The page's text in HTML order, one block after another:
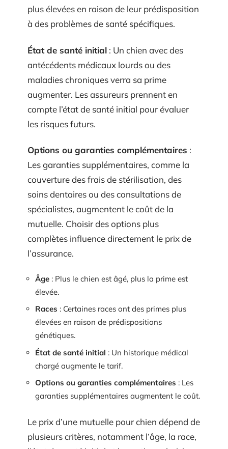
plus élevées en raison de leur prédisposition
à des problèmes de santé spécifiques.
État de santé initial : Un chien avec des
antécédents médicaux lourds ou des
maladies chroniques verra sa prime
augmenter. Les assureurs prennent en
compte l’état de santé initial pour évaluer
les risques futurs.
Options ou garanties complémentaires :
Les garanties supplémentaires, comme la
couverture des frais de stérilisation, des
soins dentaires ou des consultations de
spécialistes, augmentent le coût de la
mutuelle. Choisir des options plus
complètes influence directement le prix de
l’assurance.
Âge : Plus le chien est âgé, plus la prime est
élevée.
Races : Certaines races ont des primes plus
élevées en raison de prédispositions
génétiques.
État de santé initial : Un historique médical
chargé augmente le tarif.
Options ou garanties complémentaires : Les
garanties supplémentaires augmentent le coût.
Le prix d’une mutuelle pour chien dépend de
plusieurs critères, notamment l’âge, la race,